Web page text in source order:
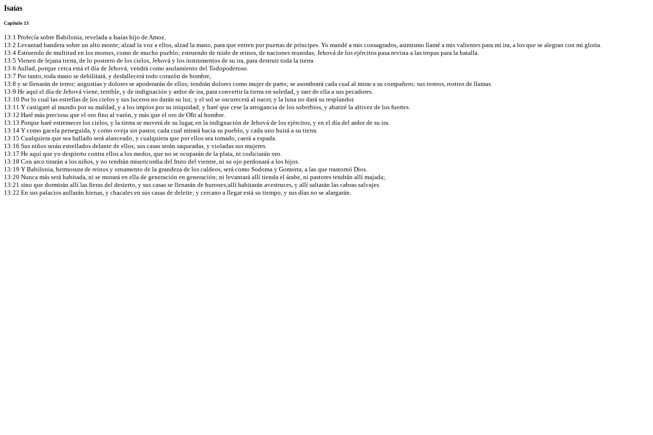
Isaías
Capítulo 13
13:1 Profecía sobre Babilonia, revelada a Isaías hijo de Amoz.
13:2 Levantad bandera sobre un alto monte; alzad la voz a ellos, alzad la mano, para que entren por puertas de príncipes. Yo mandé a mis consagrados, asimismo llamé a mis valientes para mi ira, a los que se alegran con mi gloria.
13:4 Estruendo de multitud en los montes, como de mucho pueblo; estruendo de ruido de reinos, de naciones reunidas; Jehová de los ejércitos pasa revista a las tropas para la batalla.
13:5 Vienen de lejana tierra, de lo postrero de los cielos, Jehová y los instrumentos de su ira, para destruir toda la tierra.
13:6 Aullad, porque cerca está el día de Jehová; vendrá como asolamiento del Todopoderoso.
13:7 Por tanto, toda mano se debilitará, y desfallecerá todo corazón de hombre,
13:8 y se llenarán de terror; angustias y dolores se apoderarán de ellos; tendrán dolores como mujer de parto; se asombrará cada cual al mirar a su compañero; sus rostros, rostros de llamas.
13:9 He aquí el día de Jehová viene, terrible, y de indignación y ardor de ira, para convertir la tierra en soledad, y raer de ella a sus pecadores.
13:10 Por lo cual las estrellas de los cielos y sus luceros no darán su luz; y el sol se oscurecerá al nacer, y la luna no dará su resplandor.
13:11 Y castigaré al mundo por su maldad, y a los impíos por su iniquidad; y haré que cese la arrogancia de los soberbios, y abatiré la altivez de los fuertes.
13:12 Haré más precioso que el oro fino al varón, y más que el oro de Ofir al hombre.
13:13 Porque haré estremecer los cielos, y la tierra se moverá de su lugar, en la indignación de Jehová de los ejércitos, y en el día del ardor de su ira.
13:14 Y como gacela perseguida, y como oveja sin pastor, cada cual mirará hacia su pueblo, y cada uno huirá a su tierra.
13:15 Cualquiera que sea hallado será alanceado; y cualquiera que por ellos sea tomado, caerá a espada.
13:16 Sus niños serán estrellados delante de ellos; sus casas serán saqueadas, y violadas sus mujeres.
13:17 He aquí que yo despierto contra ellos a los medos, que no se ocuparán de la plata, ni codiciarán oro.
13:18 Con arco tirarán a los niños, y no tendrán misericordia del fruto del vientre, ni su ojo perdonará a los hijos.
13:19 Y Babilonia, hermosura de reinos y ornamento de la grandeza de los caldeos, será como Sodoma y Gomorra, a las que trastornó Dios.
13:20 Nunca más será habitada, ni se morará en ella de generación en generación; ni levantará allí tienda el árabe, ni pastores tendrán allí majada;
13:21 sino que dormirán allí las fieras del desierto, y sus casas se llenarán de hurones;allí habitarán avestruces, y allí saltarán las cabras salvajes.
13:22 En sus palacios aullarán hienas, y chacales en sus casas de deleite; y cercano a llegar está su tiempo, y sus días no se alargarán.